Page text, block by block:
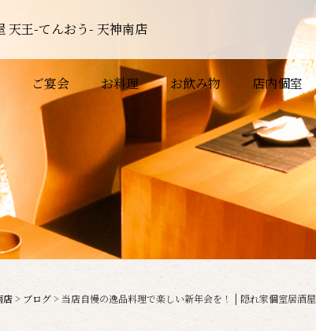
天王-てんおう- 天神南店
ご宴会 お料理 お飲み物 店内個室
店> ブログ> 当店自慢の逸品料理で楽しい新年会を！ | 隠れ家個室居酒屋